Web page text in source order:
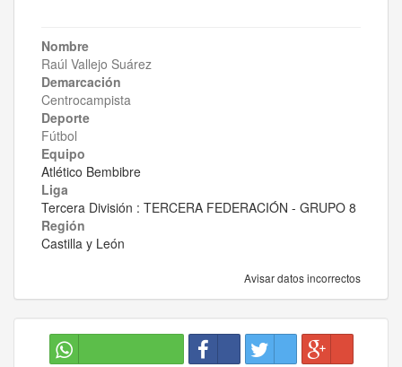
Nombre
Raúl Vallejo Suárez
Demarcación
Centrocampista
Deporte
Fútbol
Equipo
Atlético Bembibre
Liga
Tercera División : TERCERA FEDERACIÓN - GRUPO 8
Región
Castilla y León
Avisar datos incorrectos